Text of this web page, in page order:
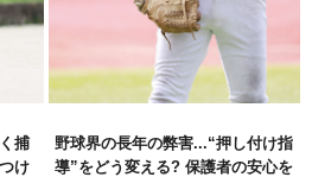
捕
け
野球界の長年の弊害...“押し付け指
導”をどう変える? 保護者の安心を